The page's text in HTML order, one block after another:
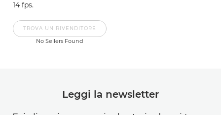
14 fps.
TROVA UN RIVENDITORE
No Sellers Found
Leggi la newsletter